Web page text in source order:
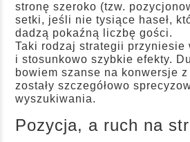
stronę szeroko (tzw.
setki, jeśli nie tysiące haseł,
dadzą pokaźną liczbę gości.
Taki rodzaj strategii przyniesie
i stosunkowo szybkie efekty.
bowiem szanse na konwersje
zostały szczegółowo
wyszukiwania.
Pozycja, a ruch na